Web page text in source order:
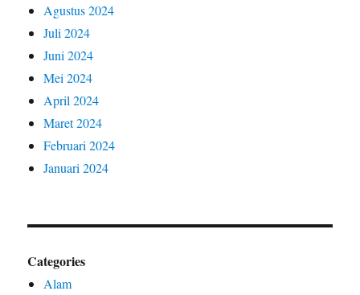
Agustus 2024
Juli 2024
Juni 2024
Mei 2024
April 2024
Maret 2024
Februari 2024
Januari 2024
Categories
Alam